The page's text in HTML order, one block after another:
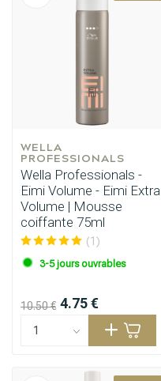
WELLA
PROFESSIONALS
Wella Professionals -
Eimi Volume - Eimi Extra
Volume | Mousse
coiffante 75ml
(1)
3-5 jours ouvrables
10.50 € 4.75 €